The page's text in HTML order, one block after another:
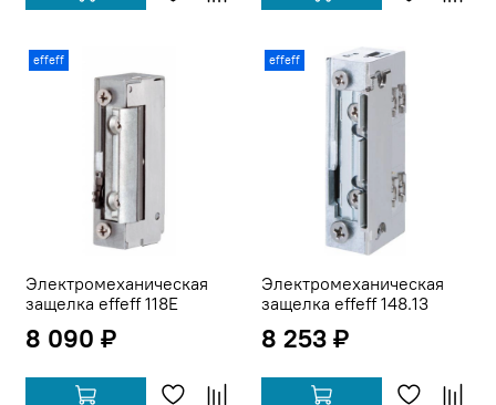
effeff
Электромеханическая
защелка effeff 118E
8 090 ₽
effeff
Электромеханическая
защелка effeff 148.13
8 253 ₽